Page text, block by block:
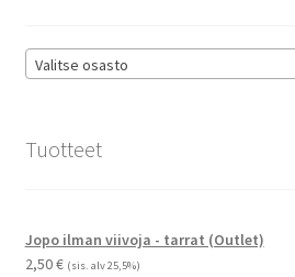
Valitse osasto
Tuotteet
Jopo ilman viivoja - tarrat (Outlet)
2,50€ (sis. alv 25,5%)